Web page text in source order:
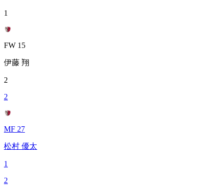
1
FW 15
伊藤 翔
2
2
MF 27
松村 優太
1
2